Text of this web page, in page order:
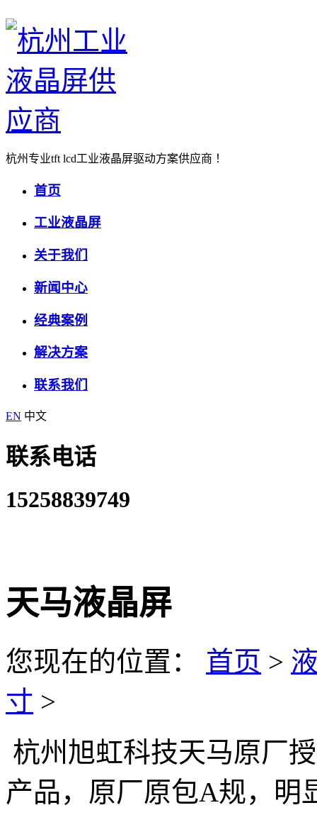
杭州专业tft lcd工业液晶屏驱动方案供应商 ！
首页
工业液晶屏
关于我们
新闻中心
经典案例
解决方案
联系我们
EN 中文
联系电话
15258839749
天马液晶屏
您现在的位置： 首页 >
寸 >
杭州旭虹科技天马原厂
产品，原厂原包A规，明